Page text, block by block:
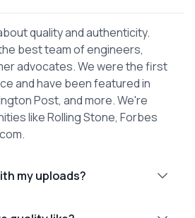
quality and authenticity.
best team of engineers,
advocates. We were the first
and have been featured in
Post, and more. We're
like Rolling Stone, Forbes
my uploads?